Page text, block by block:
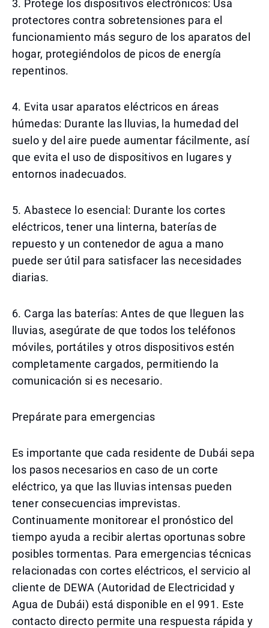
3. Protege los dispositivos electrónicos: Usa
protectores contra sobretensiones para el
funcionamiento más seguro de los aparatos del
hogar, protegiéndolos de picos de energía
repentinos.
4. Evita usar aparatos eléctricos en áreas
húmedas: Durante las lluvias, la humedad del
suelo y del aire puede aumentar fácilmente, así
que evita el uso de dispositivos en lugares y
entornos inadecuados.
5. Abastece lo esencial: Durante los cortes
eléctricos, tener una linterna, baterías de
repuesto y un contenedor de agua a mano
puede ser útil para satisfacer las necesidades
diarias.
6. Carga las baterías: Antes de que lleguen las
lluvias, asegúrate de que todos los teléfonos
móviles, portátiles y otros dispositivos estén
completamente cargados, permitiendo la
comunicación si es necesario.
Prepárate para emergencias
Es importante que cada residente de Dubái sepa
los pasos necesarios en caso de un corte
eléctrico, ya que las lluvias intensas pueden
tener consecuencias imprevistas.
Continuamente monitorear el pronóstico del
tiempo ayuda a recibir alertas oportunas sobre
posibles tormentas. Para emergencias técnicas
relacionadas con cortes eléctricos, el servicio al
cliente de DEWA (Autoridad de Electricidad y
Agua de Dubái) está disponible en el 991. Este
contacto directo permite una respuesta rápida y